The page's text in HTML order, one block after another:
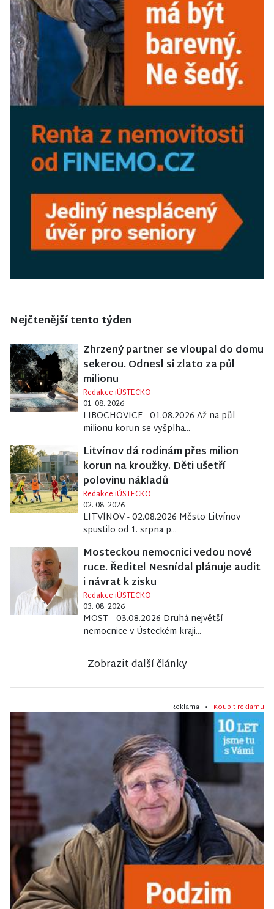
Nejčtenější tento týden
Zhrzený partner se vloupal do domu
sekerou. Odnesl si zlato za půl
milionu
Redakce iÚSTECKO
01. 08. 2026
LIBOCHOVICE - 01.08.2026 Až na půl
milionu korun se vyšplha...
Litvínov dá rodinám přes milion
korun na kroužky. Děti ušetří
polovinu nákladů
Redakce iÚSTECKO
02. 08. 2026
LITVÍNOV - 02.08.2026 Město Litvínov
spustilo od 1. srpna p...
Mosteckou nemocnici vedou nové
ruce. Ředitel Nesnídal plánuje audit
i návrat k zisku
Redakce iÚSTECKO
03. 08. 2026
MOST - 03.08.2026 Druhá největší
nemocnice v Ústeckém kraji...
Zobrazit další články
Reklama • Koupit reklamu